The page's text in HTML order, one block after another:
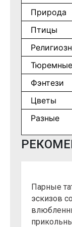
Природа
Птицы
Тюремные
Фэнтези
Цветы
Разные
Парные
эскизов